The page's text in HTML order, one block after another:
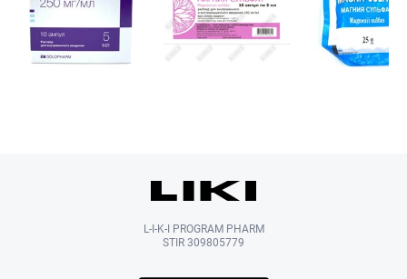
L-I-K-I PROGRAM PHARM
STIR 309805779